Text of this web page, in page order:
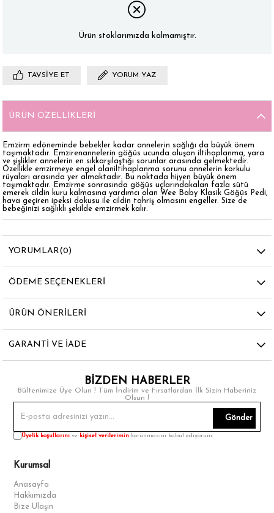
Ürün stoklarımızda kalmamıştır.
TAVSIYE ET YORUM YAZ
ÜRÜN ÖZELLIKLERI
Emzirm edöneminde bebekler kadar annelerin sağlığı da büyük önem
taşımaktadır. Emzirenannelerin göğüs ucunda oluşan iltihaplanma, yara
ve şişlikler annelerin en sıkkarşılaştığı sorunlar arasında gelmektedir.
Özellikle emzirmeye engel olaniltihaplanma sorunu annelerin korkulu
rüyaları arasında yer almaktadır. Bu noktada hijyen büyük önem
taşımaktadır. Emzirme sonrasında göğüs uçlarındakalan fazla sütü
emerek cildin kuru kalmasına yardımcı olan Wee Baby Klasik Göğüs Pedi,
hava geçiren ipeksi dokusu ile cildin tahriş olmasını engeller. Size de
bebeğinizi sağlıklı şekilde emzirmek kalır.
YORUMLAR(0)
ÖDEME SEÇENEKLERI
ÜRÜN ÖNERILERI
GARANTI VE İADE
BİZDEN HABERLER
Bültenimize Üye Olun ! Tüm İndirim ve Fırsatlardan İlk Sizin Haberiniz
Olsun !
Gönder
Üyelik koşullarını ve kişisel verilerimin korunmasını kabul ediyorum.
Kurumsal
Anasayfa
Hakkımızda
Bize Ulaşın